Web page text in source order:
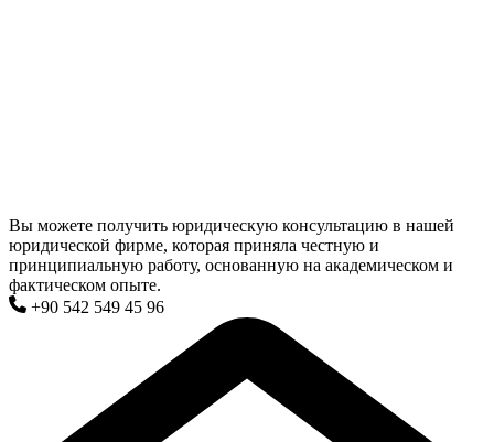
Вы можете получить юридическую консультацию в нашей
юридической фирме, которая приняла честную и
принципиальную работу, основанную на академическом и
фактическом опыте.
+90 542 549 45 96